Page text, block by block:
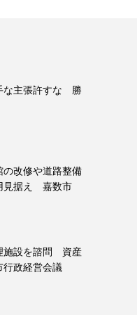
な主張許すな 勝
の改修や道路整備
見据え 嘉数市
施設を諮問 資産
政経営会議